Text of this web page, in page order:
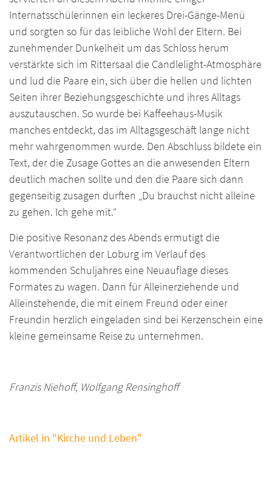
Internatsschülerinnen ein leckeres Drei-Gänge-Menü
und sorgten so für das leibliche Wohl der Eltern. Bei
zunehmender Dunkelheit um das Schloss herum
verstärkte sich im Rittersaal die Candlelight-Atmosphäre
und lud die Paare ein, sich über die hellen und lichten
Seiten ihrer Beziehungsgeschichte und ihres Alltags
auszutauschen. So wurde bei Kaffeehaus-Musik
manches entdeckt, das im Alltagsgeschäft lange nicht
mehr wahrgenommen wurde. Den Abschluss bildete ein
Text, der die Zusage Gottes an die anwesenden Eltern
deutlich machen sollte und den die Paare sich dann
gegenseitig zusagen durften „Du brauchst nicht alleine
zu gehen. Ich gehe mit.“
Die positive Resonanz des Abends ermutigt die
Verantwortlichen der Loburg im Verlauf des
kommenden Schuljahres eine Neuauflage dieses
Formates zu wagen. Dann für Alleinerziehende und
Alleinstehende, die mit einem Freund oder einer
Freundin herzlich eingeladen sind bei Kerzenschein eine
kleine gemeinsame Reise zu unternehmen.
Franzis Niehoff, Wolfgang Rensinghoff
Artikel in "Kirche und Leben"